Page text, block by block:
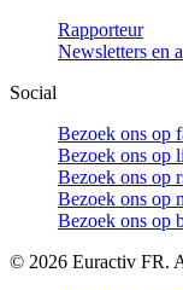
Rapporteur
Newsletters en
Social
Bezoek ons op
Bezoek ons op
Bezoek ons op
Bezoek ons op
Bezoek ons op
© 2026 Euractiv FR.